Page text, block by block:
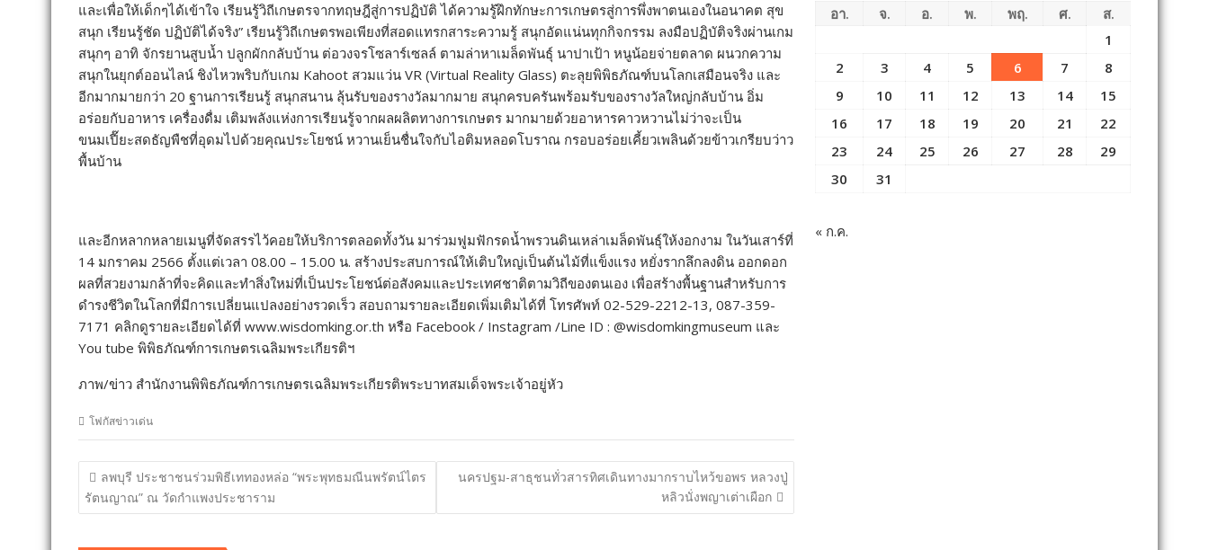
และเพื่อให้เด็กๆได้เข้าใจ เรียนรู้วิถีเกษตรจากทฤษฎีสู่การปฏิบัติ ได้ความรู้ฝึกทักษะการเกษตรสู่การพึ่งพาตนเองในอนาคต สุข
สนุก เรียนรู้ชัด ปฏิบัติได้จริง” เรียนรู้วิถีเกษตรพอเพียงที่สอดแทรกสาระความรู้ สนุกอัดแน่นทุกกิจกรรม ลงมือปฏิบัติจริงผ่านเกม
สนุกๆ อาทิ จักรยานสูบน้ำ ปลูกผักกลับบ้าน ต่อวงจรโซลาร์เซลล์ ตามล่าหาเมล็ดพันธุ์ นาปาเป้า หนูน้อยจ่ายตลาด ผนวกความ
สนุกในยุกต์ออนไลน์ ชิงไหวพริบกับเกม Kahoot สวมแว่น VR (Virtual Reality Glass) ตะลุยพิพิธภัณฑ์บนโลกเสมือนจริง และ
อีกมากมายกว่า 20 ฐานการเรียนรู้ สนุกสนาน ลุ้นรับของรางวัลมากมาย สนุกครบครันพร้อมรับของรางวัลใหญ่กลับบ้าน อิ่ม
อร่อยกับอาหาร เครื่องดื่ม เติมพลังแห่งการเรียนรู้จากผลผลิตทางการเกษตร มากมายด้วยอาหารคาวหวานไม่ว่าจะเป็น
ขนมเปี๊ยะสดธัญพืชที่อุดมไปด้วยคุณประโยชน์ หวานเย็นชื่นใจกับไอติมหลอดโบราณ กรอบอร่อยเคี้ยวเพลินด้วยข้าวเกรียบว่าว
พื้นบ้าน
และอีกหลากหลายเมนูที่จัดสรรไว้คอยให้บริการตลอดทั้งวัน มาร่วมฟูมฟักรดน้ำพรวนดินเหล่าเมล็ดพันธุ์ให้งอกงาม ในวันเสาร์ที่
14 มกราคม 2566 ตั้งแต่เวลา 08.00 – 15.00 น. สร้างประสบการณ์ให้เติบใหญ่เป็นต้นไม้ที่แข็งแรง หยั่งรากลึกลงดิน ออกดอก
ผลที่สวยงามกล้าที่จะคิดและทำสิ่งใหม่ที่เป็นประโยชน์ต่อสังคมและประเทศชาติตามวิถีของตนเอง เพื่อสร้างพื้นฐานสำหรับการ
ดำรงชีวิตในโลกที่มีการเปลี่ยนแปลงอย่างรวดเร็ว สอบถามรายละเอียดเพิ่มเติมได้ที่ โทรศัพท์ 02-529-2212-13, 087-359-
7171 คลิกดูรายละเอียดได้ที่ www.wisdomking.or.th หรือ Facebook / Instagram /Line ID : @wisdomkingmuseum และ
You tube พิพิธภัณฑ์การเกษตรเฉลิมพระเกียรติฯ
ภาพ/ข่าว สำนักงานพิพิธภัณฑ์การเกษตรเฉลิมพระเกียรติพระบาทสมเด็จพระเจ้าอยู่หัว
โฟกัสข่าวเด่น
แนะแนว
เรื่อง
ลพบุรี ประชาชนร่วมพิธีเททองหล่อ “พระพุทธมณีนพรัตน์ไตร
รัตนญาณ” ณ วัดกำแพงประชาราม
นครปฐม-สาธุชนทั่วสารทิศเดินทางมากราบไหว้ขอพร หลวงปู่
หลิวนั่งพญาเต่าเผือก
อา. จ. อ. พ. พฤ. ศ.
ส.
1
2
3 4 5 6 7
8
9
10 11 12 13 14
15
16
17 18 19 20 21
22
23
24 25 26 27 28
29
30
31
« ก.ค.